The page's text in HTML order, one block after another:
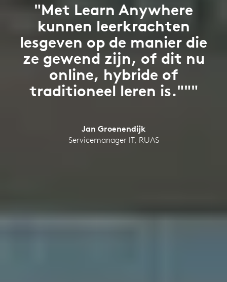
"Met Learn Anywhere
kunnen leerkrachten
lesgeven op de manier die
ze gewend zijn, of dit nu
online, hybride of
traditioneel leren is."""
Jan Groenendijk
Servicemanager IT, RUAS